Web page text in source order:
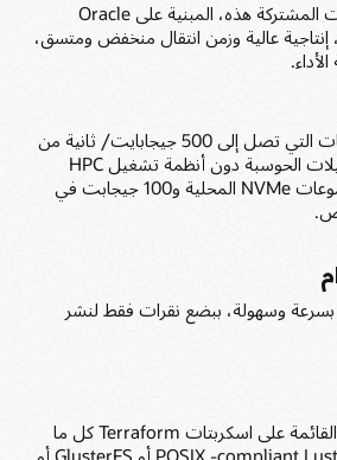
توفر حلول تخزين الملفات المشتركة هذه، المبنية على Oracle
Cloud Infrastructure، إنتاجية عالية وزمن انتقال منخفض ومتسق،
حقق سعة معالجة الملفات التي تصل إلى 500 جيجابايت/ ثانية من
الإنتاجية الإجمالية مع مثيلات الحوسبة دون أنظمة تشغيل HPC
المرفقة مع شبكات مجموعات NVMe المحلية و100 جيجابت في
بسرعة وسهولة، ببضع نقرات فقط لنشر
تتضمن الحلول الشاملة القائمة على اسكربتات Terraform كل ما
تحتاجه للحصول على POSIX -compliant Lustre أو GlusterFS أو